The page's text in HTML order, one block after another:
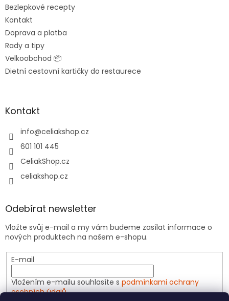
Bezlepkové recepty
Kontakt
Doprava a platba
Rady a tipy
Velkoobchod 📦
Dietní cestovní kartičky do restaurece
Kontakt
info@celiakshop.cz
601 101 445
CeliakShop.cz
celiakshop.cz
Odebírat newsletter
Vložte svůj e-mail a my vám budeme zasílat informace o
nových produktech na našem e-shopu.
E-mail
Vložením e-mailu souhlasíte s podmínkami ochrany
osobních údajů